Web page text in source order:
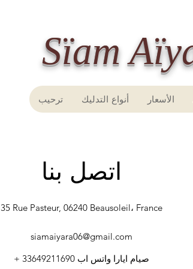
ترحيب أنواع التدليك الأسعار
اتصل بنا
35 Rue Pasteur, 06240 Beausoleil، France
siamaiyara06@gmail.com
+ 33649211690 صيام ايارا واتس اب